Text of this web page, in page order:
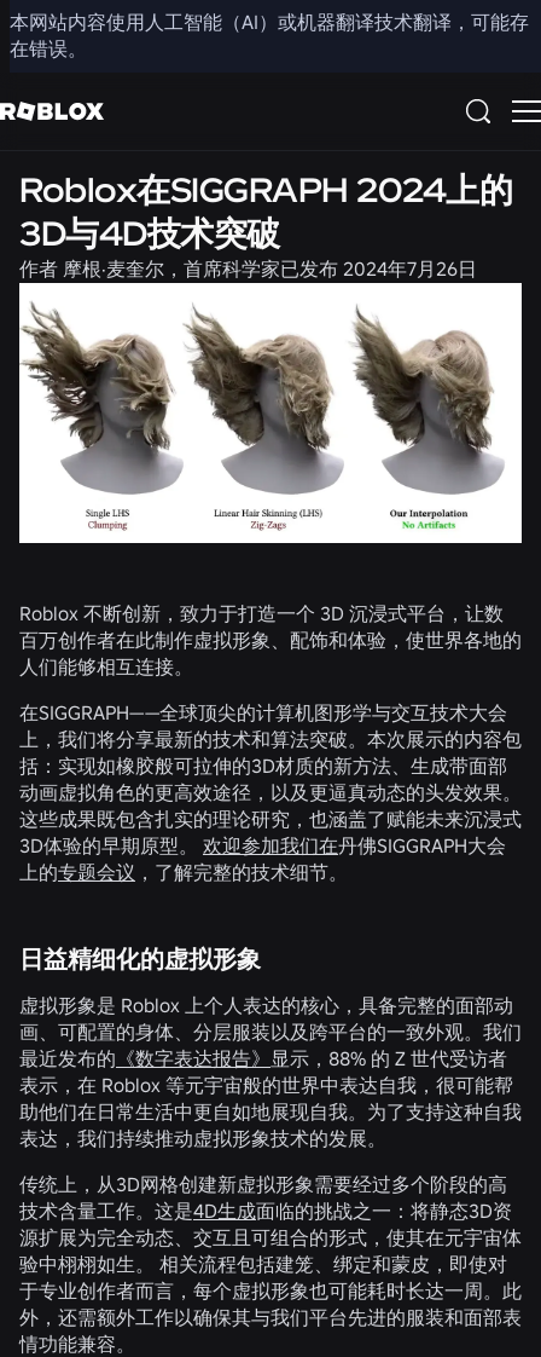
本网站内容使用人工智能（AI）或机器翻译技术翻译，可能存
在错误。
分享
工程
Roblox在SIGGRAPH 2024上的
3D与4D技术突破
作者 摩根·麦奎尔，首席科学家已发布 2024年7月26日
Roblox 不断创新，致力于打造一个 3D 沉浸式平台，让数
百万创作者在此制作虚拟形象、配饰和体验，使世界各地的
人们能够相互连接。
在SIGGRAPH——全球顶尖的计算机图形学与交互技术大会
上，我们将分享最新的技术和算法突破。本次展示的内容包
括：实现如橡胶般可拉伸的3D材质的新方法、生成带面部
动画虚拟角色的更高效途径，以及更逼真动态的头发效果。
这些成果既包含扎实的理论研究，也涵盖了赋能未来沉浸式
3D体验的早期原型。 欢迎参加我们在丹佛SIGGRAPH大会
上的专题会议 ，了解完整的技术细节。
日益精细化的虚拟形象
虚拟形象是 Roblox 上个人表达的核心，具备完整的面部动
画、可配置的身体、分层服装以及跨平台的一致外观。我们
最近发布的 《数字表达报告》 显示，88% 的 Z 世代受访者
表示，在 Roblox 等元宇宙般的世界中表达自我，很可能帮
助他们在日常生活中更自如地展现自我。为了支持这种自我
表达，我们持续推动虚拟形象技术的发展。
传统上，从3D网格创建新虚拟形象需要经过多个阶段的高
技术含量工作。这是4D生成面临的挑战之一：将静态3D资
源扩展为完全动态、交互且可组合的形式，使其在元宇宙体
验中栩栩如生。 相关流程包括建笼、绑定和蒙皮，即使对
于专业创作者而言，每个虚拟形象也可能耗时长达一周。此
外，还需额外工作以确保其与我们平台先进的服装和面部表
情功能兼容。